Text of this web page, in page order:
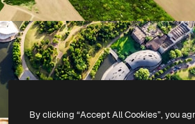
Mobile App
Alle Magnific-Tools
Alle Rechte vorbehalten.
By clicking “Accept All Cookies”, you